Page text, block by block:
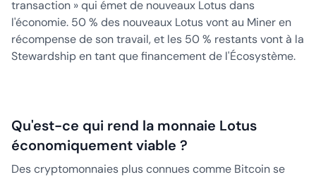
transaction » qui émet de nouveaux Lotus dans
l'économie. 50 % des nouveaux Lotus vont au Miner en
récompense de son travail, et les 50 % restants vont à la
Stewardship en tant que financement de l'Écosystème.
Qu'est-ce qui rend la monnaie Lotus
économiquement viable ?
Des cryptomonnaies plus connues comme Bitcoin se